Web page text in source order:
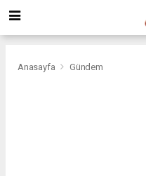
Anasayfa Gündem